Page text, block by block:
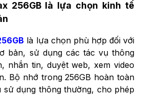
256GB là lựa chọn kinh tế
là lựa chọn phù hợp đối với
bản, sử dụng các tác vụ thông
nhắn tin, duyệt web, xem video
Bộ nhớ trong 256GB hoàn toàn
sử dụng thông thường, cho phép